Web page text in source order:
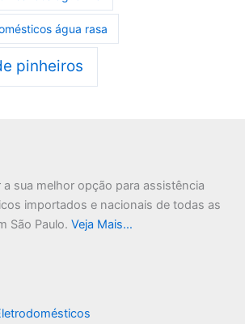
água rasa
pinheiros
sua melhor opção para assistência
importados e nacionais de todas as
São Paulo. Veja Mais…